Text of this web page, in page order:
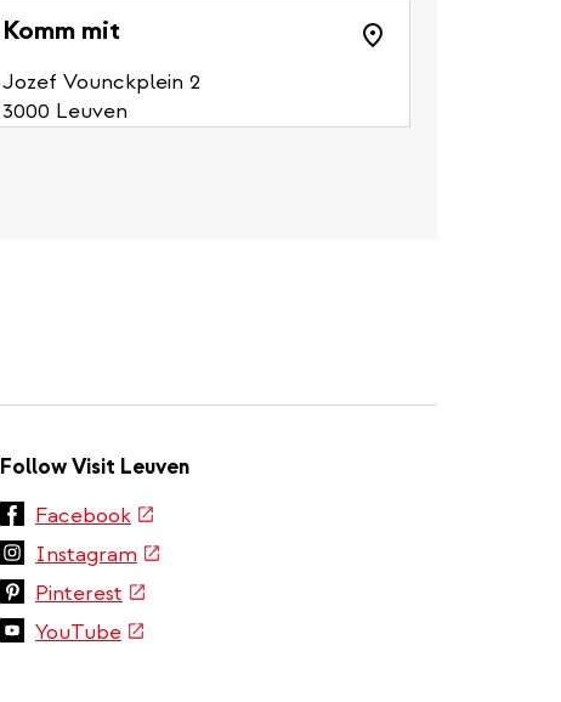
Komm mit
Jozef Vounckplein 2
3000 Leuven
Follow Visit Leuven
Facebook(link
external)
Instagram (link
is
Pinterest (link
is
YouTube(link